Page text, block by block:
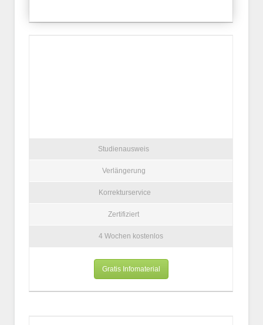
Studienausweis
Verlängerung
Korrekturservice
Zertifiziert
4 Wochen kostenlos
Gratis Infomaterial